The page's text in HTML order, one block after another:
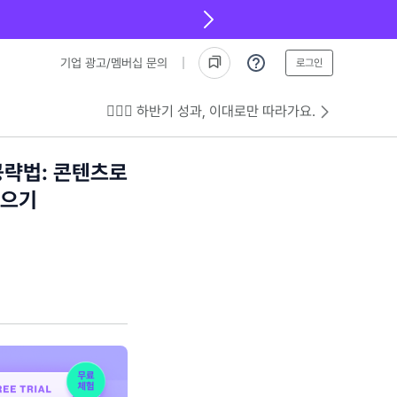
기업 광고/멤버십 문의 로그인
💁🏻‍♂️ 하반기 성과, 이대로만 따라가요.
법: 콘텐츠로
기